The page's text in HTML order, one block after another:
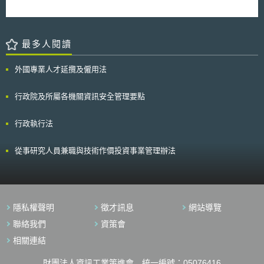
最多人閱讀
外國專業人才延攬及僱用法
行政院及所屬各機關資訊安全管理要點
行政執行法
從事研究人員兼職與技術作價投資事業管理辦法
隱私權聲明 徵才訊息
網站導覽
聯絡我們
資策會
相關連結